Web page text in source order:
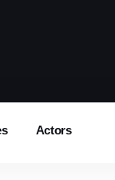
Actors